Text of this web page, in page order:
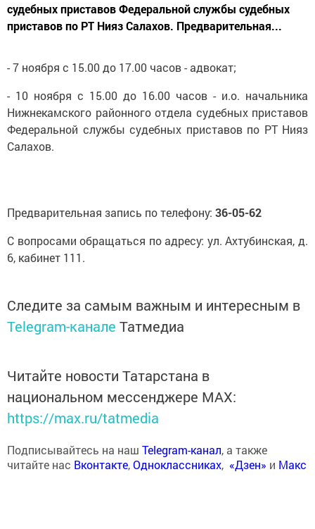
судебных приставов Федеральной службы судебных
приставов по РТ Нияз Салахов. Предварительная...
- 7 ноября с 15.00 до 17.00 часов - адвокат;
- 10 ноября с 15.00 до 16.00 часов - и.о. начальника
Нижнекамского районного отдела судебных приставов
Федеральной службы судебных приставов по РТ Нияз
Салахов.
Предварительная запись по телефону: 36-05-62
С вопросами обращаться по адресу: ул. Ахтубинская, д.
6, кабинет 111.
Следите за самым важным и интересным в
Telegram-канале Татмедиа
Читайте новости Татарстана в
национальном мессенджере MАХ:
https://max.ru/tatmedia
Подписывайтесь на наш Telegram-канал, а также
читайте нас Вконтакте,Одноклассниках, «Дзен» и Макс